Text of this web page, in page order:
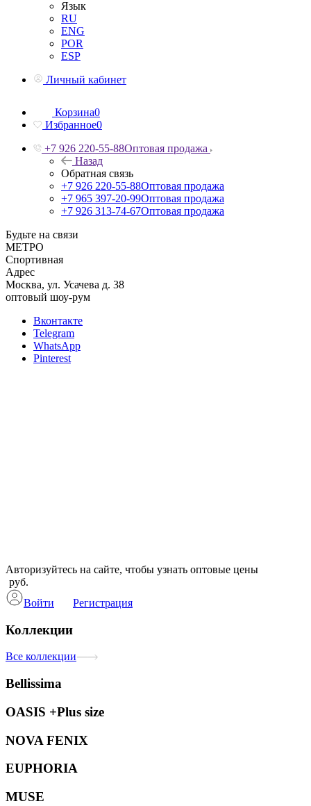
Язык
RU
ENG
POR
ESP
Личный кабинет
Корзина0
Избранное0
+7 926 220-55-88Оптовая продажа
Назад
Обратная связь
+7 926 220-55-88Оптовая продажа
+7 965 397-20-99Оптовая продажа
+7 926 313-74-67Оптовая продажа
Будьте на связи
МЕТРО
Спортивная
Адрес
Москва, ул. Усачева д. 38
оптовый шоу-рум
Вконтакте
Telegram
WhatsApp
Pinterest
Авторизуйтесь на сайте, чтобы узнать оптовые цены
руб.
Войти
Регистрация
Коллекции
Все коллекции
Bellissima
OASIS +Plus size
NOVA FENIX
EUPHORIA
MUSE